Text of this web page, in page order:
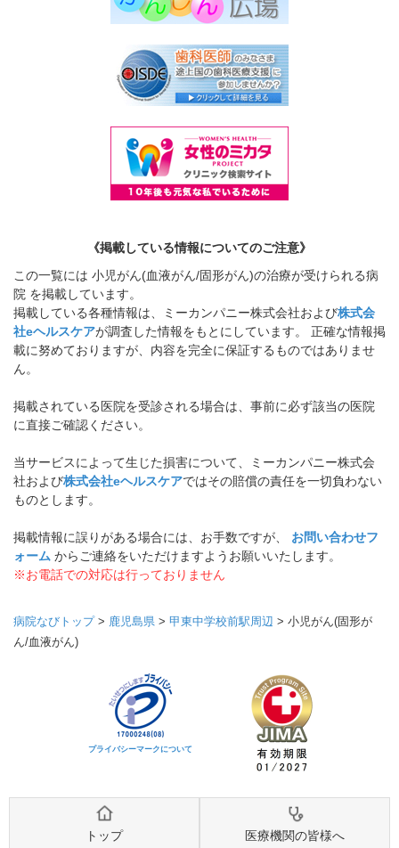
《掲載している情報についてのご注意》
この一覧には 小児がん(血液がん/固形がん)の治療が受けられる病
院 を掲載しています。
掲載している各種情報は、ミーカンパニー株式会社および株式会
社eヘルスケアが調査した情報をもとにしています。 正確な情報掲
載に努めておりますが、内容を完全に保証するものではありませ
ん。
掲載されている医院を受診される場合は、事前に必ず該当の医院
に直接ご確認ください。
当サービスによって生じた損害について、ミーカンパニー株式会
社および株式会社eヘルスケアではその賠償の責任を一切負わない
ものとします。
掲載情報に誤りがある場合には、お手数ですが、 お問い合わせフ
ォーム からご連絡をいただけますようお願いいたします。
※お電話での対応は行っておりません
病院なびトップ> 鹿児島県 > 甲東中学校前駅周辺 > 小児がん(固形が
ん/血液がん)
プライバシーマークについて
トップ 医療機関の皆様へ